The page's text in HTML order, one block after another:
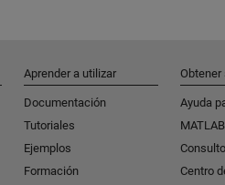
Aprender a utilizar
Documentación
Tutoriales
Ejemplos
Formación
Obtener
Ayuda
Centro